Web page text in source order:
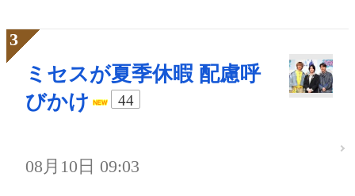
ミセスが夏季休暇 配慮呼
びかけ
44
08月10日 09:03